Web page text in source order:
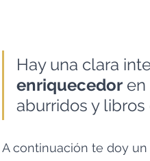
Hay una clara
enriquecedor
aburridos y
A continuación te doy